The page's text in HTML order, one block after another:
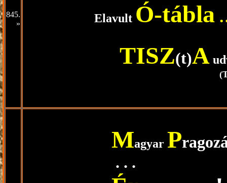
845.
»
Elavult Ó-tábla
TISZ(t)A
Magyar P
. . .